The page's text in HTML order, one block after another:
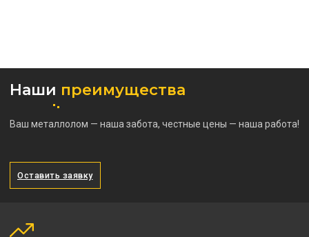
Наши преимущества
Ваш металлолом — наша забота, честные цены — наша работа!
Оставить заявку